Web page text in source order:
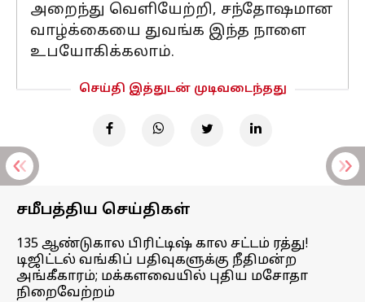
அறைந்து வெளியேற்றி, சந்தோஷமான
வாழ்க்கையை துவங்க இந்த நாளை
உபயோகிக்கலாம்.
செய்தி இத்துடன் முடிவடைந்தது
சமீபத்திய செய்திகள்
135 ஆண்டுகால பிரிட்டிஷ் கால சட்டம் ரத்து!
டிஜிட்டல் வங்கிப் பதிவுகளுக்கு நீதிமன்ற
அங்கீகாரம்; மக்களவையில் புதிய மசோதா
நிறைவேற்றம்